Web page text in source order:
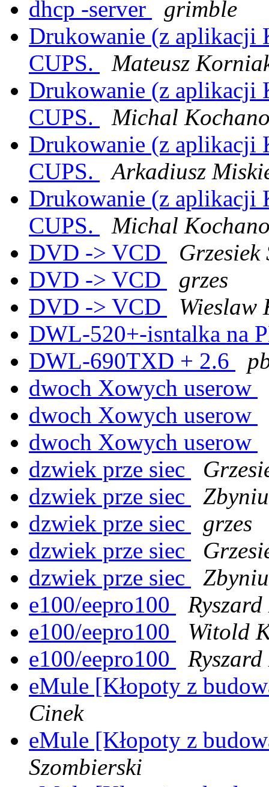
dhcp -server
grimble
Drukowanie (z aplikacji
CUPS.
Mateusz
Drukowanie (z aplikacji
CUPS.
Michal
Drukowanie (z aplikacji
CUPS.
Arkadiusz
Drukowanie (z aplikacji
CUPS.
Michal
DVD -> VCD
Grzesiek
DVD -> VCD
grzes
DVD -> VCD
Wieslaw
DWL-520+-isntalka na
DWL-690TXD + 2.6
dwoch Xowych userow
dwoch Xowych userow
dwoch Xowych userow
dzwiek prze siec
dzwiek prze siec
dzwiek prze siec
grzes
dzwiek prze siec
dzwiek prze siec
e100/eepro100
e100/eepro100
Witold
e100/eepro100
eMule [Kłopoty z
Cinek
eMule [Kłopoty z
Szombierski